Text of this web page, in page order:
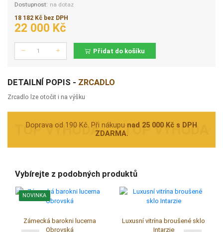
Dostupnost: na dotaz
18 182 Kč bez DPH
22 000 Kč
Přidat do košíku
DETAILNÍ POPIS - ZRCADLO
Zrcadlo lze otočit i na výšku
Doprava od 190 Kč. Při nákupu nad 25 000 Kč s DPH
ZDARMA.
Vybírejte z podobných produktů
NOVINKA
Zámecká barokni lucerna
Obrovská
Luxusní vitrína broušené sklo
Intarzie